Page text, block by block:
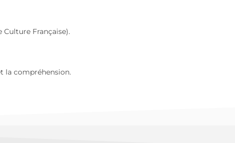
Culture Française).
la compréhension.